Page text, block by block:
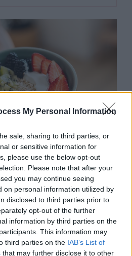
My Personal Information
sale, sharing to third parties, or
or sensitive information for
please use the below opt-out
Please note that after your
you may continue seeing
on personal information utilized by
disclosed to third parties prior to
opt-out of the further
information by third parties on the
This information may
third parties on the IAB’s List of
that may further disclose it to other
is több
mégsem eszel